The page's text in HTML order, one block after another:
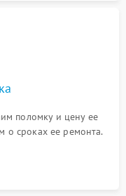
поломку и цену ее
о сроках ее ремонта.